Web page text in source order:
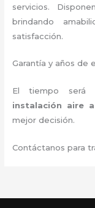
servicios.
brindando
satisfacción.
Garantía y años de
El tiempo será
instalación aire
mejor decisión.
Contáctanos para